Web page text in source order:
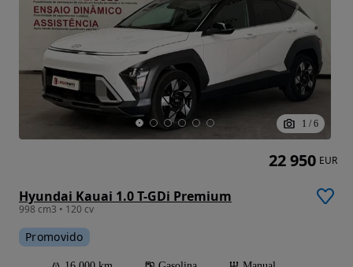
1 / 6
Hyundai Kauai 1.0 T-GDi Premium
998 cm3 • 120 cv
Promovido
22 950 EUR